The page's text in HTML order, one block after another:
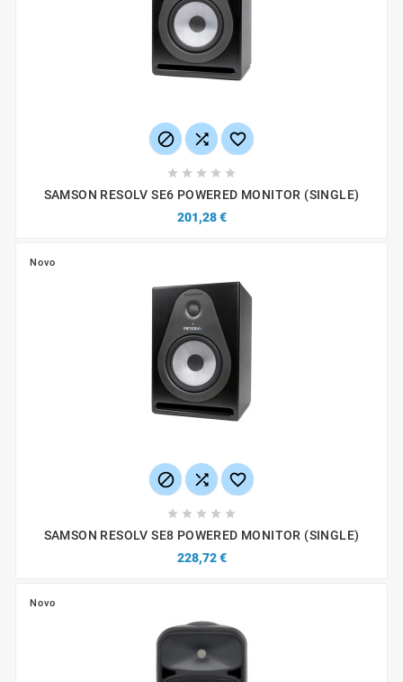
  
    
SAMSON RESOLV SE6 POWERED MONITOR (SINGLE)
201,28 €
Novo
  
    
SAMSON RESOLV SE8 POWERED MONITOR (SINGLE)
228,72 €
Novo